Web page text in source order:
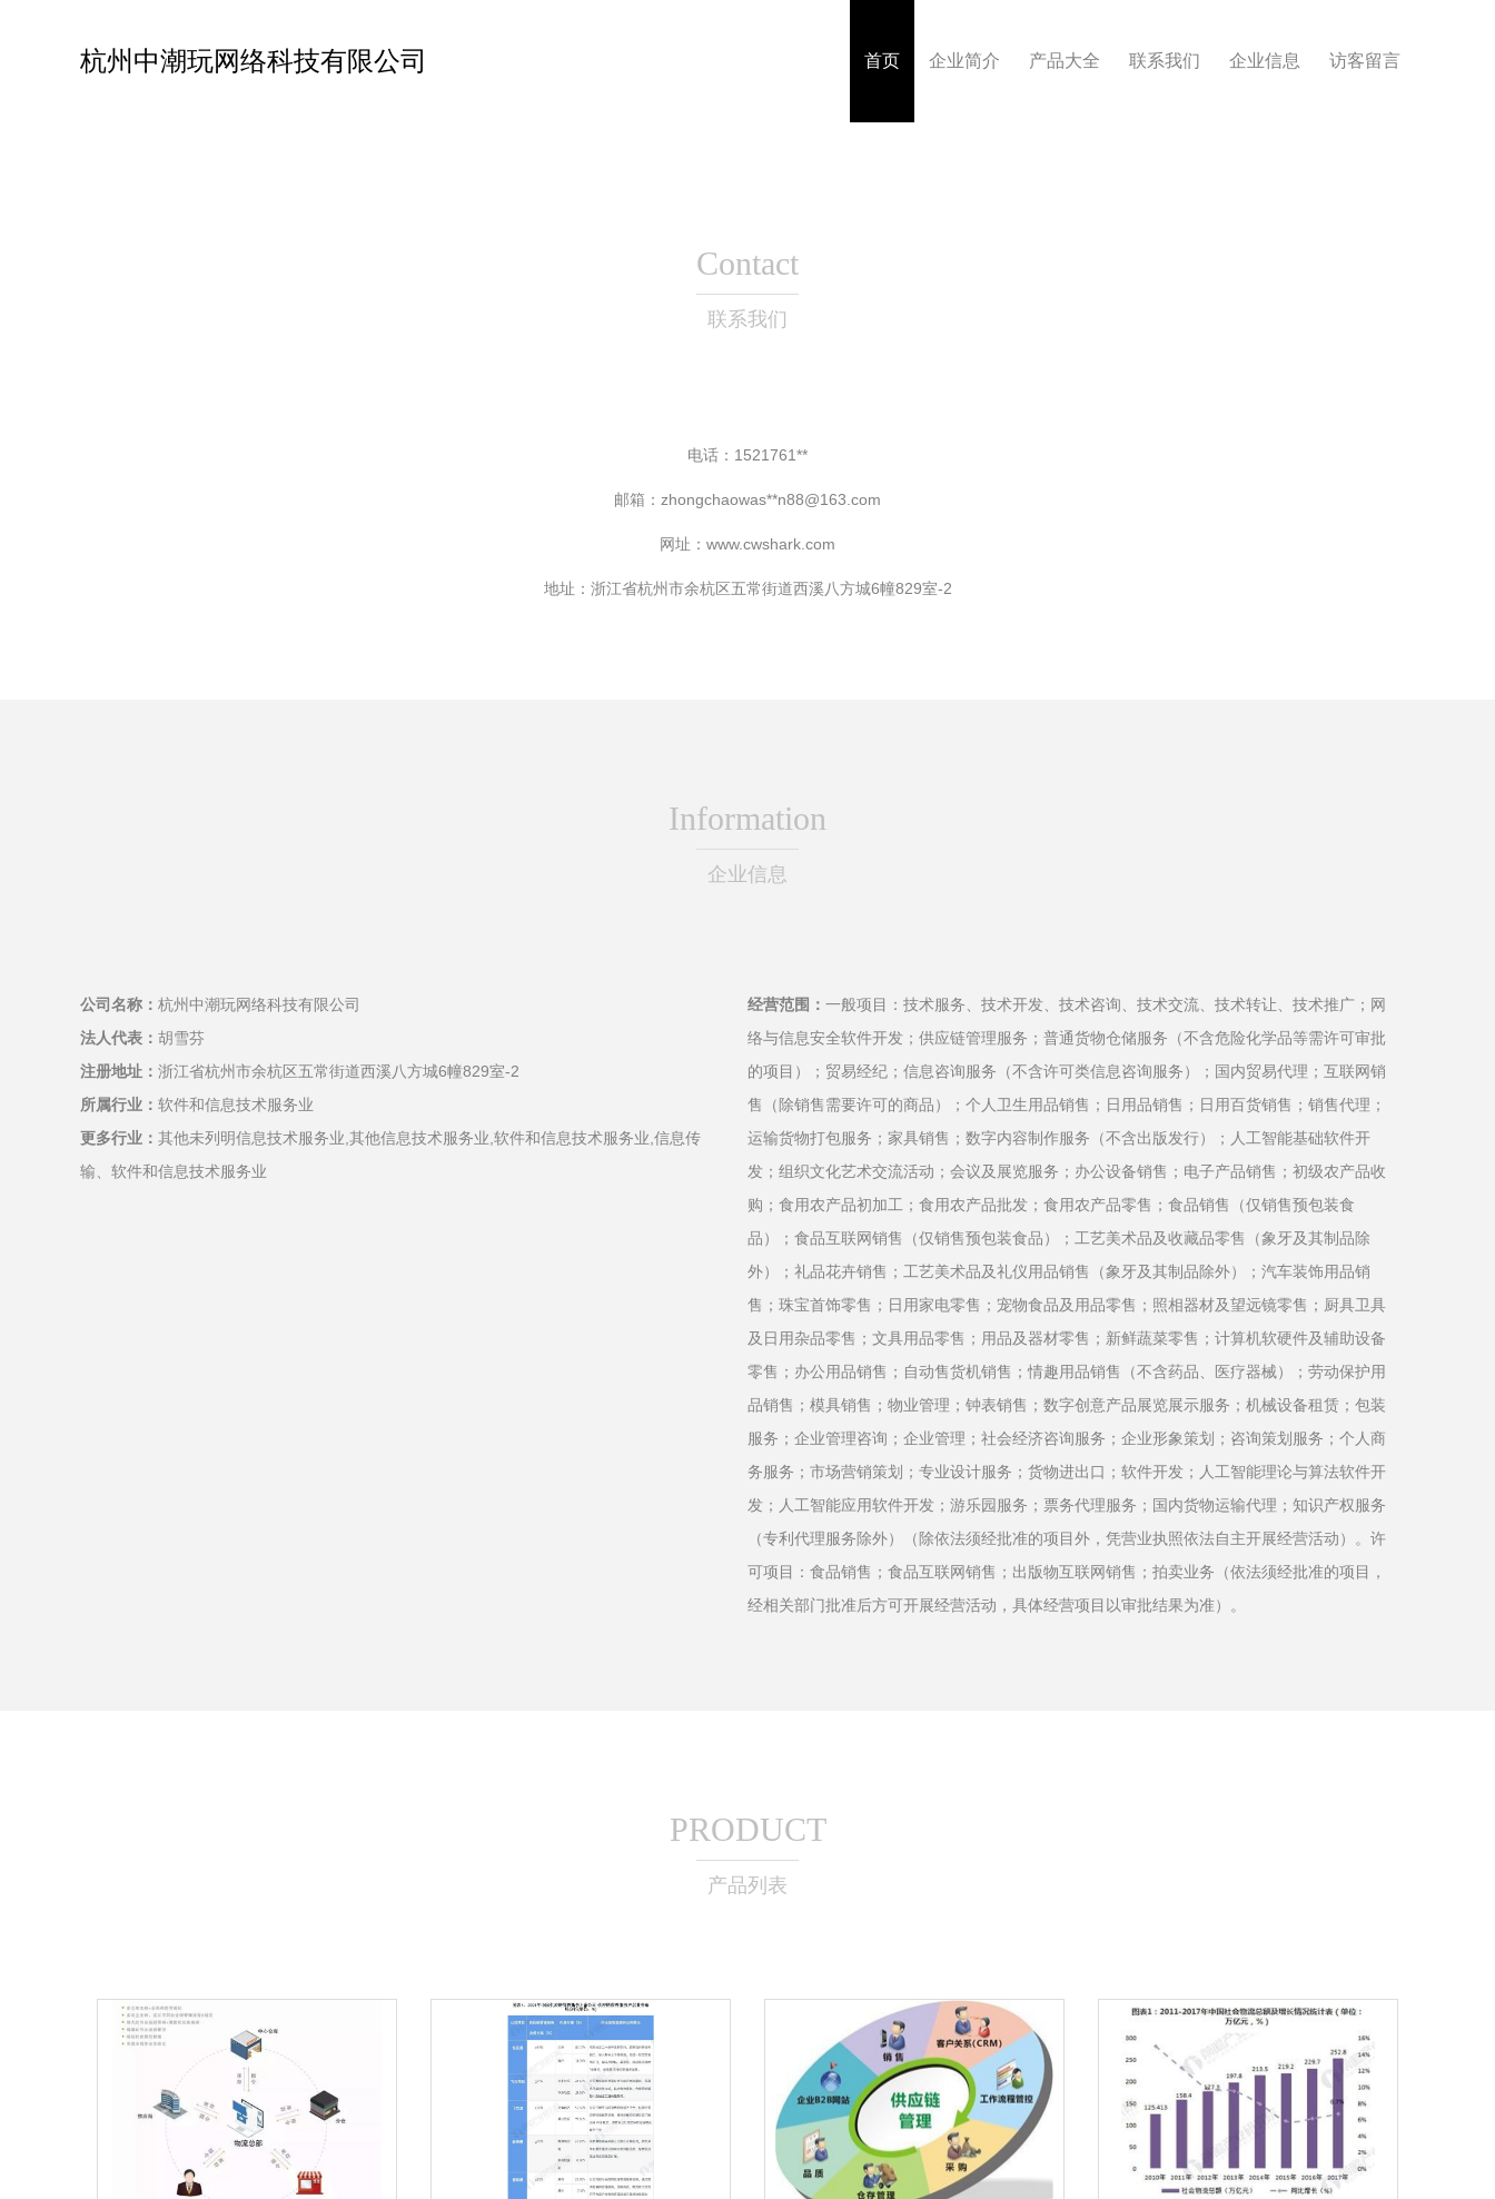
杭州中潮玩网络科技有限公司 首页 企业简介 产品大全 联系我们 企业信息 访客留言
Contact
联系我们
电话：1521761**
邮箱：zhongchaowas**n88@163.com
网址： www.cwshark.com
地址：浙江省杭州市余杭区五常街道西溪八方城6幢829室-2
Information
企业信息
公司名称： 杭州中潮玩网络科技有限公司
法人代表： 胡雪芬
注册地址： 浙江省杭州市余杭区五常街道西溪八方城6幢829室-2
所属行业： 软件和信息技术服务业
更多行业： 其他未列明信息技术服务业,其他信息技术服务业,软件和信息技术服务业,信息传
输、软件和信息技术服务业
经营范围： 一般项目：技术服务、技术开发、技术咨询、技术交流、技术转让、技术推广；网
络与信息安全软件开发；供应链管理服务；普通货物仓储服务（不含危险化学品等需许可审批
的项目）；贸易经纪；信息咨询服务（不含许可类信息咨询服务）；国内贸易代理；互联网销
售（除销售需要许可的商品）；个人卫生用品销售；日用品销售；日用百货销售；销售代理；
运输货物打包服务；家具销售；数字内容制作服务（不含出版发行）；人工智能基础软件开
发；组织文化艺术交流活动；会议及展览服务；办公设备销售；电子产品销售；初级农产品收
购；食用农产品初加工；食用农产品批发；食用农产品零售；食品销售（仅销售预包装食
品）；食品互联网销售（仅销售预包装食品）；工艺美术品及收藏品零售（象牙及其制品除
外）；礼品花卉销售；工艺美术品及礼仪用品销售（象牙及其制品除外）；汽车装饰用品销
售；珠宝首饰零售；日用家电零售；宠物食品及用品零售；照相器材及望远镜零售；厨具卫具
及日用杂品零售；文具用品零售；用品及器材零售；新鲜蔬菜零售；计算机软硬件及辅助设备
零售；办公用品销售；自动售货机销售；情趣用品销售（不含药品、医疗器械）；劳动保护用
品销售；模具销售；物业管理；钟表销售；数字创意产品展览展示服务；机械设备租赁；包装
服务；企业管理咨询；企业管理；社会经济咨询服务；企业形象策划；咨询策划服务；个人商
务服务；市场营销策划；专业设计服务；货物进出口；软件开发；人工智能理论与算法软件开
发；人工智能应用软件开发；游乐园服务；票务代理服务；国内货物运输代理；知识产权服务
（专利代理服务除外）（除依法须经批准的项目外，凭营业执照依法自主开展经营活动）。许
可项目：食品销售；食品互联网销售；出版物互联网销售；拍卖业务（依法须经批准的项目，
经相关部门批准后方可开展经营活动，具体经营项目以审批结果为准）。
PRODUCT
产品列表